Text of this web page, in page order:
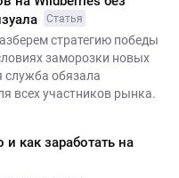
Статья
стратегию победы
заморозки новых
служба обязала
всех участников рынка.
как заработать на